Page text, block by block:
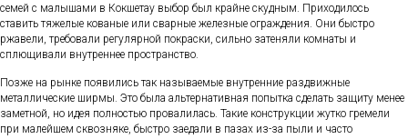
семей с малышами в Кокшетау выбор был крайне скудным. Приходилось
ставить тяжелые кованые или сварные железные ограждения. Они быстро
ржавели, требовали регулярной покраски, сильно затеняли комнаты и
сплющивали внутреннее пространство.
Позже на рынке появились так называемые внутренние раздвижные
металлические ширмы. Это была альтернативная попытка сделать защиту менее
заметной, но идея полностью провалилась. Такие конструкции жутко гремели
при малейшем сквозняке, быстро заедали в пазах из-за пыли и часто